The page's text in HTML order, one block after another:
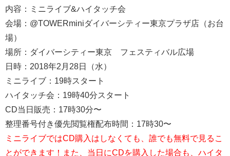
内容：ミニライブ&ハイタッチ会
会場：@TOWERminiダイバーシティー東京プラザ店（お台
場）
場所：ダイバーシティー東京 フェスティバル広場
日時：2018年2月28日（水）
ミニライブ：19時スタート
ハイタッチ会：19時40分スタート
CD当日販売：17時30分〜
整理番号付き優先閲覧権配布時間：17時30〜
ミニライブではCD購入はしなくても、誰でも無料で見るこ
とができます！また、当日にCDを購入した場合も、ハイタ